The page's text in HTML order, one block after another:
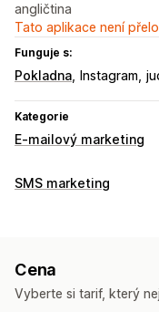
angličtina
Tato aplikace není
Funguje s:
Pokladna Instagram
Kategorie
E-mailový marketing
Typy kampaní
Cross-sellingové e-
E-maily týkající se
SMS marketing
Cena
Vyberte si tarif, který